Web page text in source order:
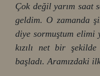
Çok değil yarım saat
geldim. O zamanda
diye sormuştum elimi
kızılı net bir
başladı. Aramızdaki